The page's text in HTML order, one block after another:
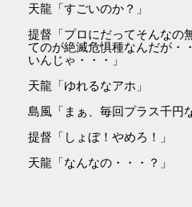
天龍「すごいのか？」
提督「プロにだってそんなの
てのが絶滅危惧種なんだが・
いんじゃ・・・」
天龍「ゆれるなアホ」
島風「まぁ、毎回プラス千円
提督「しょぼ！やめろ！」
天龍「なんなの・・・？」